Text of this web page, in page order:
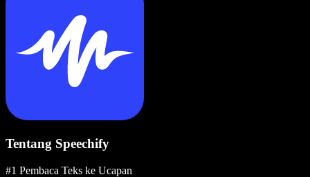
Tentang Speechify
#1 Pembaca Teks ke Ucapan